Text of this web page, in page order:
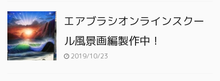
エアブラシオンラインスクー
ル風景画編製作中！
2019/10/23